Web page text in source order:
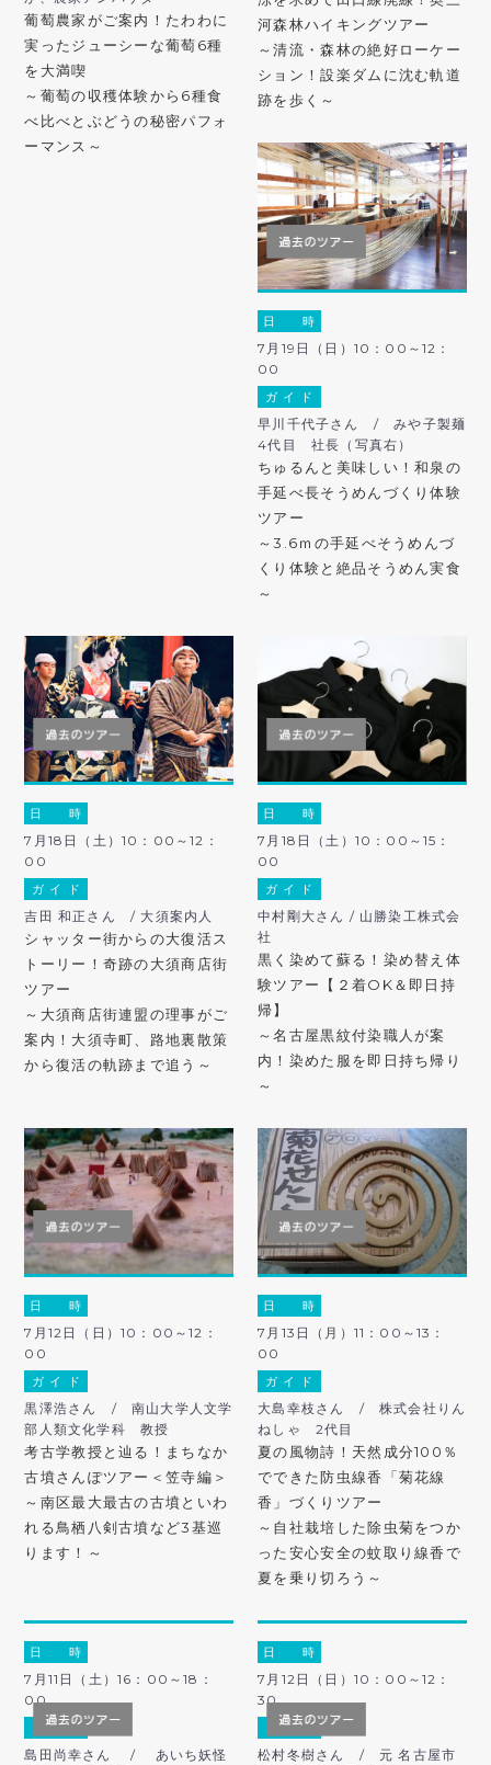
葡萄農家がご案内！たわわに
実ったジューシーな葡萄6種
を大満喫
～葡萄の収穫体験から6種食
べ比べとぶどうの秘密パフォ
ーマンス～
河森林ハイキングツアー
～清流・森林の絶好ローケー
ション！設楽ダムに沈む軌道
跡を歩く～
日 時
7月19日（日）10：00～12：
00
ガ イ ド
早川千代子さん / みや子製麺
4代目 社長（写真右）
ちゅるんと美味しい！和泉の
手延べ長そうめんづくり体験
ツアー
～3.6ｍの手延べそうめんづ
くり体験と絶品そうめん実食
～
日 時
7月18日（土）10：00～12：
00
ガ イ ド
吉田 和正さん / 大須案内人
シャッター街からの大復活ス
トーリー！奇跡の大須商店街
ツアー
～大須商店街連盟の理事がご
案内！大須寺町、路地裏散策
から復活の軌跡まで追う～
日 時
7月18日（土）10：00～15：
00
ガ イ ド
中村剛大さん / 山勝染工株式会
社
黒く染めて蘇る！染め替え体
験ツアー【２着OK＆即日持
帰】
～名古屋黒紋付染職人が案
内！染めた服を即日持ち帰り
～
日 時
7月12日（日）10：00～12：
00
ガ イ ド
黒澤浩さん / 南山大学人文学
部人類文化学科 教授
考古学教授と辿る！まちなか
古墳さんぽツアー＜笠寺編＞
～南区最大最古の古墳といわ
れる鳥栖八剣古墳など3基巡
ります！～
日 時
7月13日（月）11：00～13：
00
ガ イ ド
大島幸枝さん / 株式会社りん
ねしゃ 2代目
夏の風物詩！天然成分100％
でできた防虫線香「菊花線
香」づくりツアー
～自社栽培した除虫菊をつか
った安心安全の蚊取り線香で
夏を乗り切ろう～
日 時
7月11日（土）16：00～18：
00
ガ イ ド
島田尚幸さん / あいち妖怪
日 時
7月12日（日）10：00～12：
30
ガ イ ド
松村冬樹さん / 元 名古屋市